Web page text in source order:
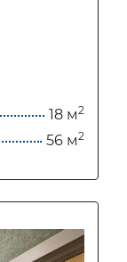
18 м2
56 м2